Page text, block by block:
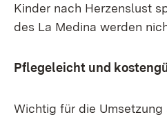
Kinder nach Herzenslust
des La Medina werden
Pflegeleicht und
Wichtig für die Umsetzung